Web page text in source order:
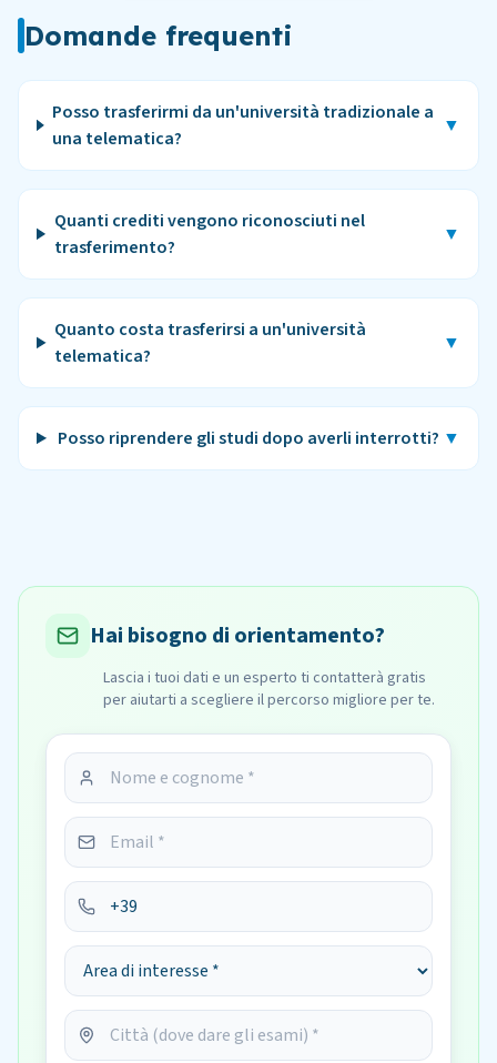
Domande frequenti
Posso trasferirmi da un'università tradizionale a
una telematica?
▼
Quanti crediti vengono riconosciuti nel
trasferimento?
▼
Quanto costa trasferirsi a un'università
telematica?
▼
Posso riprendere gli studi dopo averli interrotti? ▼
Hai bisogno di orientamento?
Lascia i tuoi dati e un esperto ti contatterà gratis
per aiutarti a scegliere il percorso migliore per te.